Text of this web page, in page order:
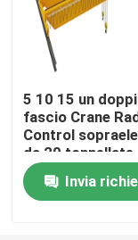
Singola gru a
Gru a
Gru a portale
gru a
5 10 15 un
fascio Crane
Control
da 20 tonnellate
16/18m che
per l'officina
Invia